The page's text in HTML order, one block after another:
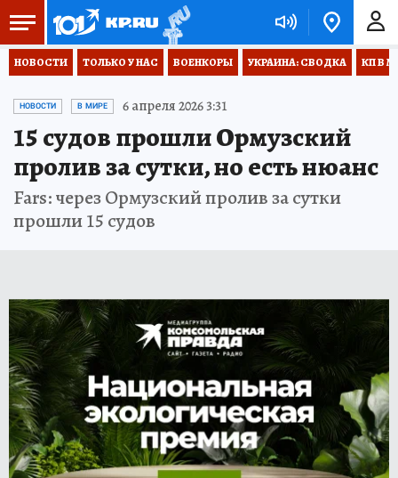
НОВОСТИ ТОЛЬКО У НАС ВОЕНКОРЫ УКРАИНА: СВОДКА КП В
НОВОСТИ В МИРЕ 6 апреля 2026 3:31
15 судов прошли Ормузский
пролив за сутки, но есть нюанс
Fars: через Ормузский пролив за сутки
прошли 15 судов